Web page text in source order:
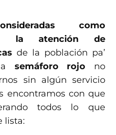
como
la atención de
de la población pa’
a semáforo rojo no
sin algún servicio
encontramos con que
todos lo que
lista: